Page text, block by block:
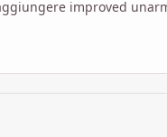
improved